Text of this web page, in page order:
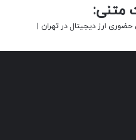
متنی:
ارز دیجیتال در تهران |